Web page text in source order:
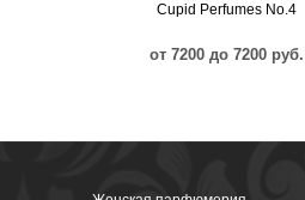
Cupid Perfumes No.4
от 7200 до 7200 руб.